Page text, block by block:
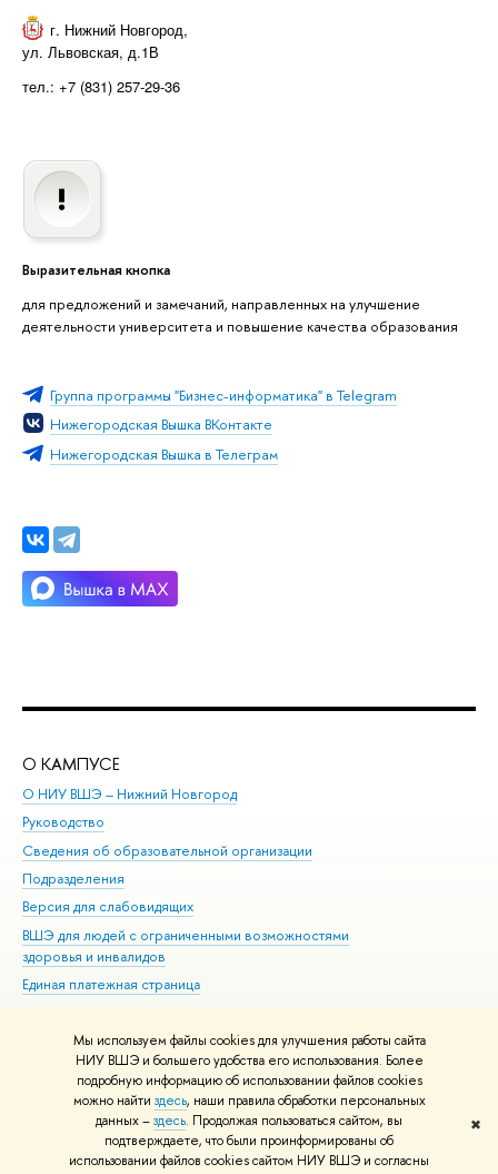
Мы используем файлы cookies для улучшения работы сайта
НИУ ВШЭ и большего удобства его использования. Более
подробную информацию об использовании файлов cookies
можно найти здесь, наши правила обработки персональных
данных –здесь. Продолжая пользоваться сайтом, вы
подтверждаете, что были проинформированы об
использовании файлов cookies сайтом НИУ ВШЭ и согласны
✖
г. Нижний Новгород,
ул. Львовская, д.1В
тел.: +7 (831) 257-29-36
Выразительная кнопка
для предложений и замечаний, направленных на улучшение
деятельности университета и повышение качества образования
Группа программы "Бизнес-информатика" в Telegram
Нижегородская Вышка ВКонтакте
Нижегородская Вышка в Телеграм
О КАМПУСЕ
О НИУ ВШЭ – Нижний Новгород
Руководство
Сведения об образовательной организации
Подразделения
Версия для слабовидящих
ВШЭ для людей с ограниченными возможностями
здоровья и инвалидов
Единая платежная страница
© НИУ ВШЭ 1993–2026 Адреса и контакты Условия использования